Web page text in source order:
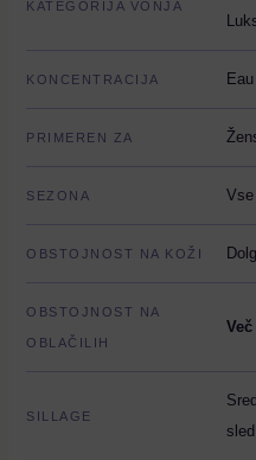
KATEGORIJA VONJA
KONCENTRACIJA
PRIMEREN ZA
SEZONA Vse
OBSTOJNOST NA KOŽI
OBSTOJNOST NA
OBLAČILIH
SILLAGE
sled